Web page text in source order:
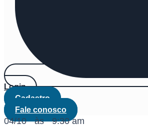
Login
Cadastro
Fale conosco
04/10 às 9:30 am